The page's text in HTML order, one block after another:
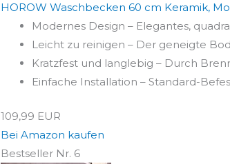
HOROW Waschbecken 60 cm Keramik,
Modernes Design – Elegantes,
Leicht zu reinigen – Der geneigte
Kratzfest und langlebig – Durch
Einfache Installation – Standard-
109,99 EUR
Bei Amazon kaufen
Bestseller Nr. 6